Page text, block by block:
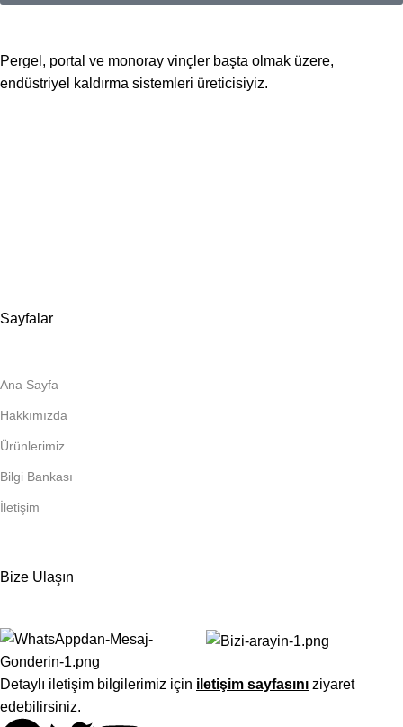
Pergel, portal ve monoray vinçler başta olmak üzere,
endüstriyel kaldırma sistemleri üreticisiyiz.
Sayfalar
Ana Sayfa
Hakkımızda
Ürünlerimiz
Bilgi Bankası
İletişim
Bize Ulaşın
Detaylı iletişim bilgilerimiz için iletişim sayfasını ziyaret
edebilirsiniz.